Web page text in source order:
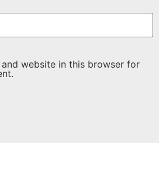
and website in this browser for